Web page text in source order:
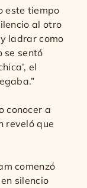
este tiempo
al otro
ladrar como
se sentó
el
conocer a
reveló que
comenzó
silencio